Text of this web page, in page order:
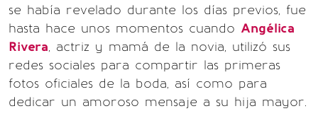
se había revelado durante los días previos, fue
hasta hace unos momentos cuando Angélica
Rivera, actriz y mamá de la novia, utilizó sus
redes sociales para compartir las primeras
fotos oficiales de la boda, así como para
dedicar un amoroso mensaje a su hija mayor.